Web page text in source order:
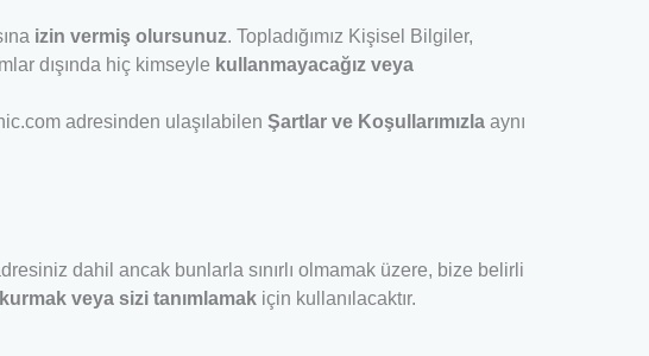
izin vermiş olursunuz. Topladığımız Kişisel Bilgiler,
dışında hiç kimseyle kullanmayacağız veya
adresinden ulaşılabilen Şartlar ve Koşullarımızla aynı
dahil ancak bunlarla sınırlı olmamak üzere, bize belirli
veya sizi tanımlamak için kullanılacaktır.